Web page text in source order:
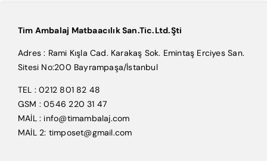
Tim Ambalaj Matbaacılık San.Tic.Ltd.Şti
Adres : Rami Kışla Cad. Karakaş Sok. Emintaş Erciyes San.
Sitesi No:200 Bayrampaşa/İstanbul
TEL : 0212 801 82 48
GSM : 0546 220 31 47
MAİL : info@timambalaj.com
MAİL 2: timposet@gmail.com